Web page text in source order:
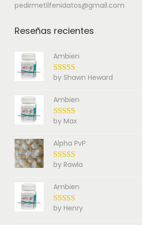
pedirmetilfenidatos@gmail.com
Reseñas recientes
Ambien
by Shawn Heward
Ambien
by Max
Alpha PvP
by Rawla
Ambien
by Henry